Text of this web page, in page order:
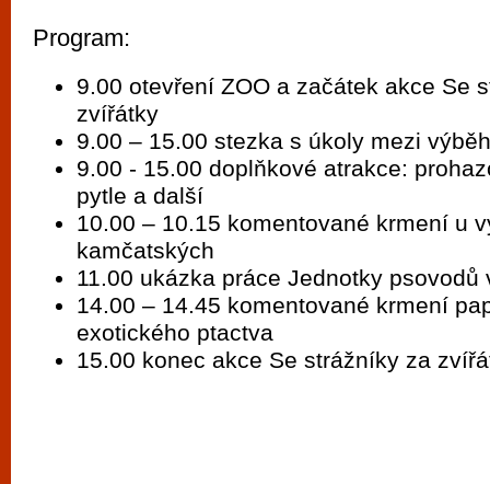
Program:
9.00 otevření ZOO a začátek akce Se
zvířátky
9.00 – 15.00 stezka s úkoly mezi
9.00 - 15.00 doplňkové atrakce:
pytle a další
10.00 – 10.15 komentované krmení u
kamčatských
11.00 ukázka práce Jednotky psovodů
14.00 – 14.45 komentované krmení
exotického ptactva
15.00 konec akce Se strážníky za